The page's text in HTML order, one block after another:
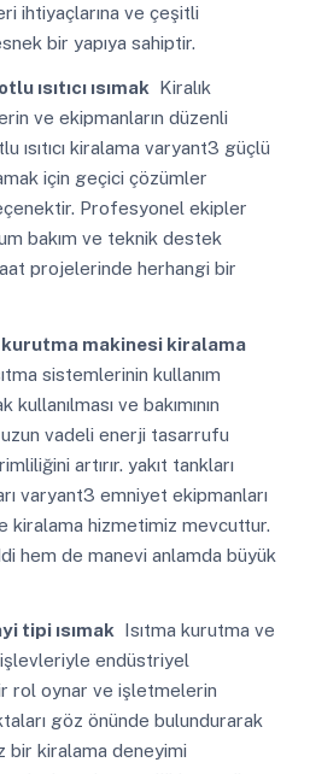
ihtiyaçlarına ve çeşitli
bir yapıya sahiptir.
ısıtıcı ısımak Kiralık
ve ekipmanların düzenli
ısıtıcı kiralama varyant3 güçlü
için geçici çözümler
Profesyonel ekipler
bakım ve teknik destek
projelerinde herhangi bir
kurutma makinesi kiralama
sistemlerinin kullanım
ve bakımının
uzun vadeli enerji tasarrufu
artırır. yakıt tankları
varyant3 emniyet ekipmanları
kiralama hizmetimiz mevcuttur.
hem de manevi anlamda büyük
tipi ısımakIsıtma kurutma ve
işlevleriyle endüstriyel
rol oynar ve işletmelerin
göz önünde bulundurarak
bir kiralama deneyimi